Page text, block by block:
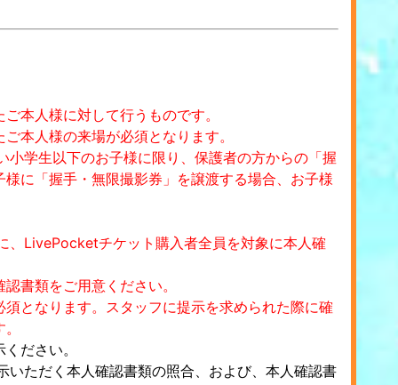
本人様に対して行うものです。
本人様の来場が必須となります。
学生以下のお子様に限り、保護者の方からの「握
に「握手・無限撮影券」を譲渡する場合、お子様
LivePocketチケット購入者全員を対象に本人確
書類をご用意ください。
となります。スタッフに提示を求められた際に確
ださい。
ただく本人確認書類の照合、および、本人確認書